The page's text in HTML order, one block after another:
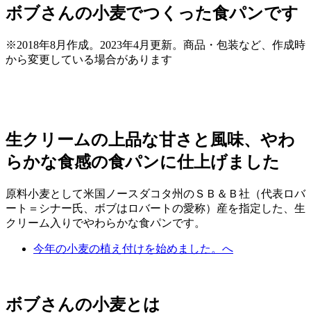
ボブさんの小麦でつくった食パンです
※2018年8月作成。2023年4月更新。商品・包装など、作成時
から変更している場合があります
生クリームの上品な甘さと風味、やわ
らかな食感の食パンに仕上げました
原料小麦として米国ノースダコタ州のＳＢ＆Ｂ社（代表ロバ
ート＝シナー氏、ボブはロバートの愛称）産を指定した、生
クリーム入りでやわらかな食パンです。
今年の小麦の植え付けを始めました。へ
ボブさんの小麦とは